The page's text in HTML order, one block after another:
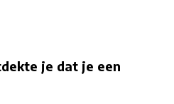
je dat je een